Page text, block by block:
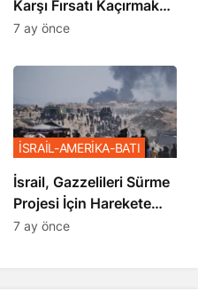
Karşı Fırsatı Kaçırmak
İstemiyor”
7 ay önce
İsrail, Gazzelileri Sürme
Projesi İçin Harekete
Geçti
İSRAİL-AMERİKA-BATI
7 ay önce